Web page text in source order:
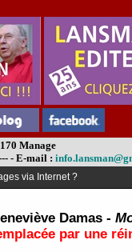
Manage
- E-mail :
via Internet ?
Damas -
par une